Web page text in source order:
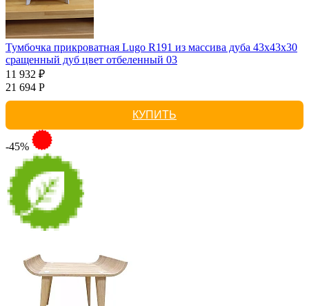
Тумбочка прикроватная Lugo R191 из массива дуба 43х43х30
сращенный дуб цвет отбеленный 03
11 932 ₽
21 694 Р
КУПИТЬ
-45%